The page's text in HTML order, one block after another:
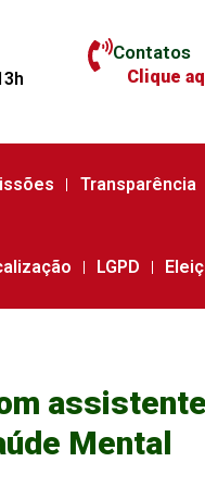
Contatos
Clique
Transparência
LGPD
Mental